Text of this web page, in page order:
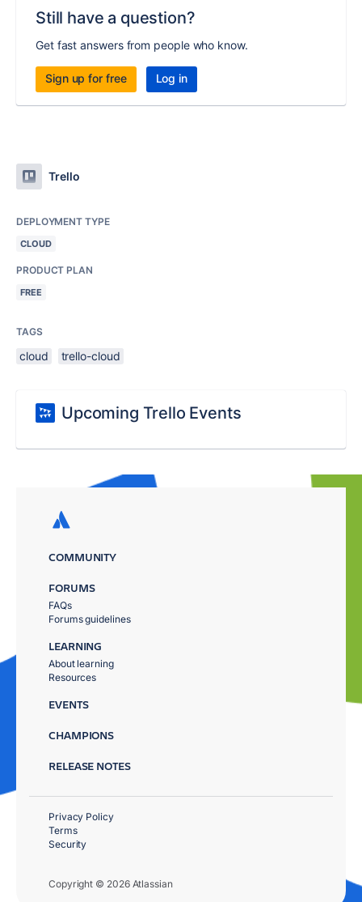
Still have a question?
Get fast answers from people who know.
Sign up for free Log in
Trello
DEPLOYMENT TYPE
CLOUD
PRODUCT PLAN
FREE
TAGS
cloud trello-cloud
Upcoming Trello Events
COMMUNITY
FORUMS
FAQs
Forums guidelines
LEARNING
About learning
Resources
EVENTS
CHAMPIONS
RELEASE NOTES
Copyright © 2026 Atlassian
Privacy Policy
Terms
Security